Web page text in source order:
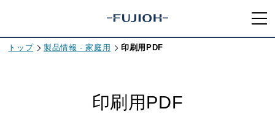
トップ 製品情報 - 家庭用 印刷用PDF
印刷用PDF